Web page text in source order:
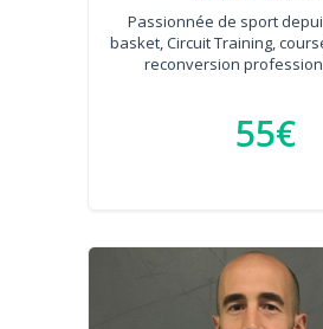
Passionnée de sport
basket, Circuit Training,
reconversion
55€